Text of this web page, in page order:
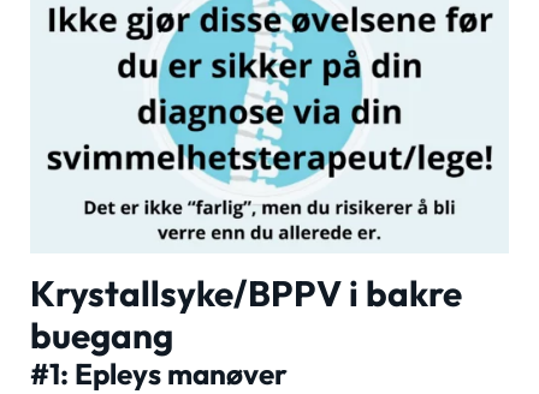
Krystallsyke/BPPV i bakre
buegang
#1: Epleys manøver